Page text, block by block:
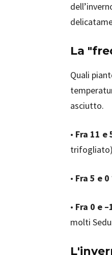
La "
Quali
asciutto.
• Fra 11 e
• Fra 5 e 0
• Fra 0 e
molti